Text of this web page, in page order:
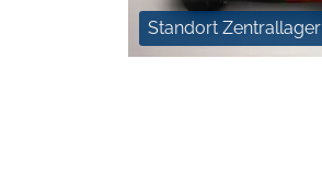
Standort Zentrallager